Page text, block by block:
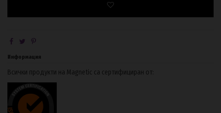
Информация
Всички продукти на Magnetic са сертифициран от: